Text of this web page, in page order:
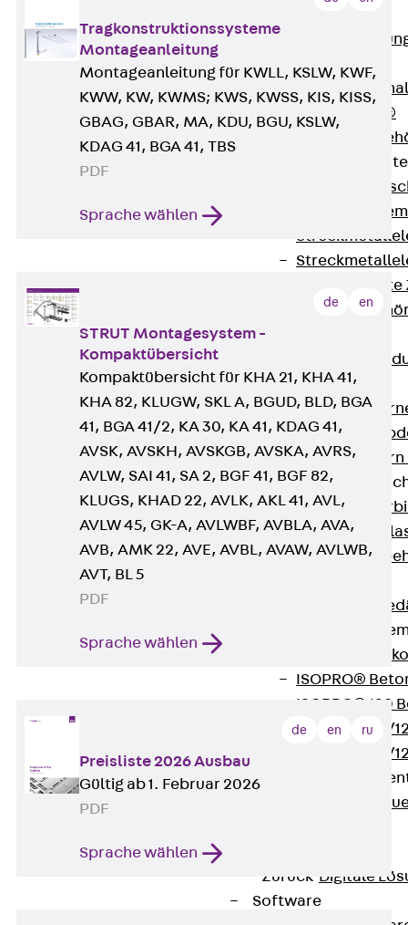
Schalrohre
Zurück
RAPIDOBAT®
Schalrohre
Verbindung
Dorne
Zurück
Querkraftdorn
Zurück
ISOPRO®
ISOPRO® 120
ISOPRO® 80/
ISOPRO® 80/
Zurück Digitale
Software
Tragkonstruktionssysteme
Montageanleitung
Montageanleitung für KWLL, KSLW, KWF,
KWW, KW, KWMS; KWS, KWSS, KIS, KISS,
GBAG, GBAR, MA, KDU, BGU, KSLW,
KDAG 41, BGA 41, TBS
PDF
Sprache wählen
de en
STRUT Montagesystem -
Kompaktübersicht
Kompaktübersicht für KHA 21, KHA 41,
KHA 82, KLUGW, SKL A, BGUD, BLD, BGA
41, BGA 41/2, KA 30, KA 41, KDAG 41,
AVSK, AVSKH, AVSKGB, AVSKA, AVRS,
AVLW, SAI 41, SA 2, BGF 41, BGF 82,
KLUGS, KHAD 22, AVLK, AKL 41, AVL,
AVLW 45, GK-A, AVLWBF, AVBLA, AVA,
AVB, AMK 22, AVE, AVBL, AVAW, AVLWB,
AVT, BL 5
PDF
Sprache wählen
de en ru
Preisliste 2026 Ausbau
Gültig ab 1. Februar 2026
PDF
Sprache wählen